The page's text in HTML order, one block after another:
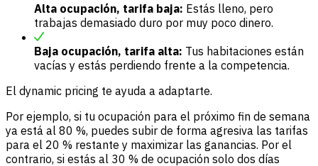
Alta ocupación, tarifa baja: Estás lleno, pero
trabajas demasiado duro por muy poco dinero.
Baja ocupación, tarifa alta: Tus habitaciones están
vacías y estás perdiendo frente a la competencia.
El dynamic pricing te ayuda a adaptarte.
Por ejemplo, si tu ocupación para el próximo fin de semana
ya está al 80 %, puedes subir de forma agresiva las tarifas
para el 20 % restante y maximizar las ganancias. Por el
contrario, si estás al 30 % de ocupación solo dos días